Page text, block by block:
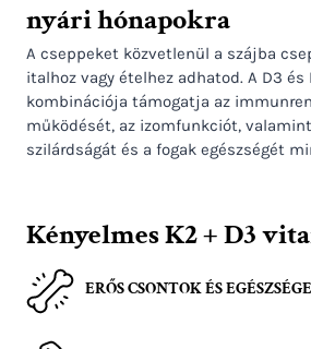
nyári hónapokra
A cseppeket közvetlenül a szájba
italhoz vagy ételhez adhatod. A D3
kombinációja támogatja az
működését, az izomfunkciót,
szilárdságát és a fogak egészségét
Kényelmes K2 + D3
ERŐS CSONTOK ÉS